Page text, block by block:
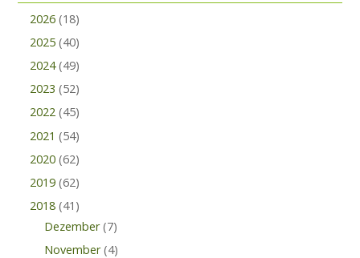
2026 (18)
2025 (40)
2024 (49)
2023 (52)
2022 (45)
2021 (54)
2020 (62)
2019 (62)
2018 (41)
Dezember (7)
November (4)